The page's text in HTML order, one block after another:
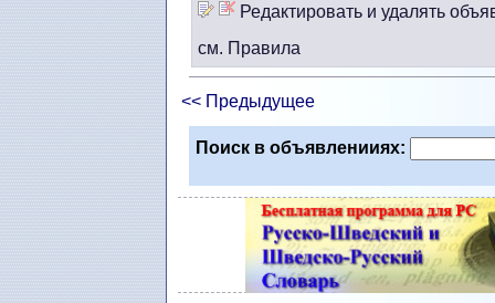
Редактировать и удалять
см. Правила
<< Предыдущее
Поиск в объявленииях: